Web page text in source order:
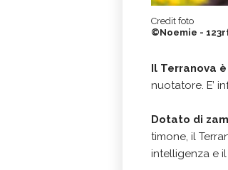
Credit foto
©Noemie -
Il Terranova
nuotatore. E’
Dotato di
timone, il
intelligenza e